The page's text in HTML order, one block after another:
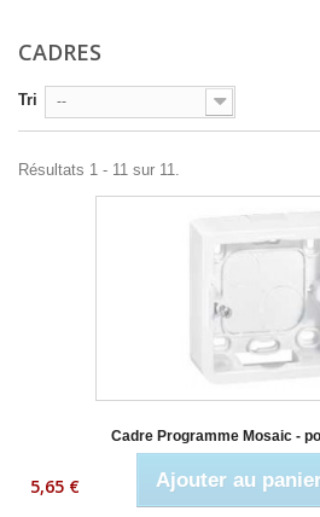
CADRES
Tri --
Résultats 1 - 11 sur 11.
Cadre Programme Mosaic -
5,65 € Ajouter au